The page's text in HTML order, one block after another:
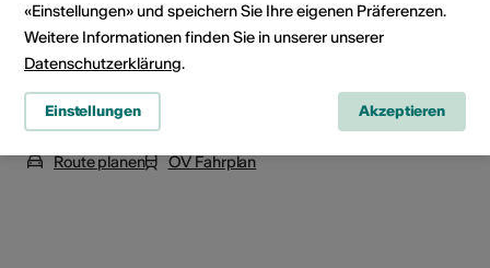
Alte Simplonstrasse 28, 3900 Brig
Route planen
ÖV Fahrplan
«Einstellungen» und speichern Sie Ihre eigenen Präferenzen.
Weitere Informationen finden Sie in unserer unserer
Datenschutzerklärung.
Einstellungen Akzeptieren